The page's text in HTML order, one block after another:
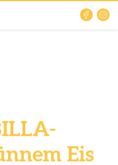
Eis